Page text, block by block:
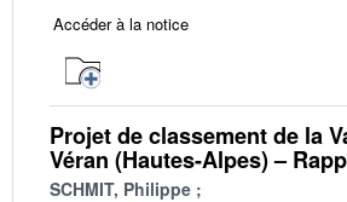
Accéder à la notice
Projet de classement de la
Véran (Hautes-Alpes) –
SCHMIT, Philippe